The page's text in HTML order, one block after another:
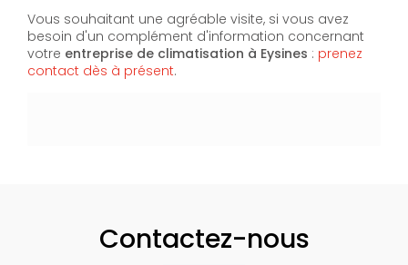
Vous souhaitant une agréable visite, si vous avez
besoin d'un complément d'information concernant
votre entreprise de climatisation à Eysines : prenez
contact dès à présent.
Contactez-nous